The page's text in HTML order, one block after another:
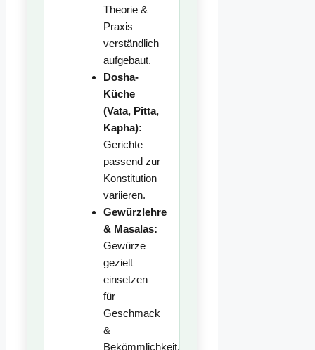
Theorie &
Praxis –
verständlich
aufgebaut.
Dosha-
Küche
(Vata, Pitta,
Kapha):
Gerichte
passend zur
Konstitution
variieren.
Gewürzlehre
& Masalas:
Gewürze
gezielt
einsetzen –
für
Geschmack
&
Bekömmlichkeit.